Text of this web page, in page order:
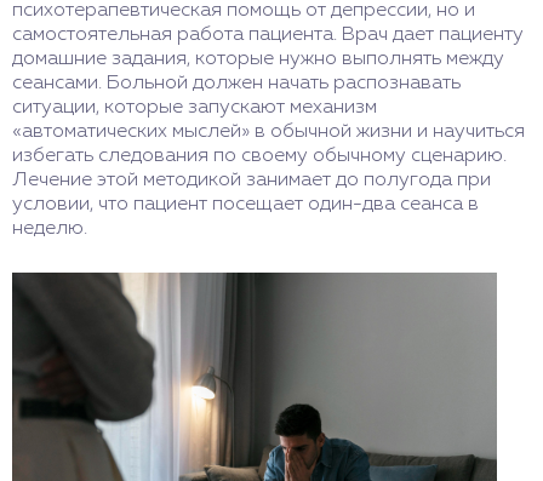
психотерапевтическая помощь от депрессии, но и
самостоятельная работа пациента. Врач дает пациенту
домашние задания, которые нужно выполнять между
сеансами. Больной должен начать распознавать
ситуации, которые запускают механизм
«автоматических мыслей» в обычной жизни и научиться
избегать следования по своему обычному сценарию.
Лечение этой методикой занимает до полугода при
условии, что пациент посещает один-два сеанса в
неделю.